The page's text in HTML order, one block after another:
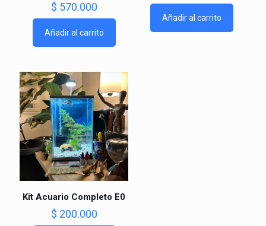
$ 570.000
Añadir al carrito
Añadir al carrito
Kit Acuario Completo E0
$ 200.000